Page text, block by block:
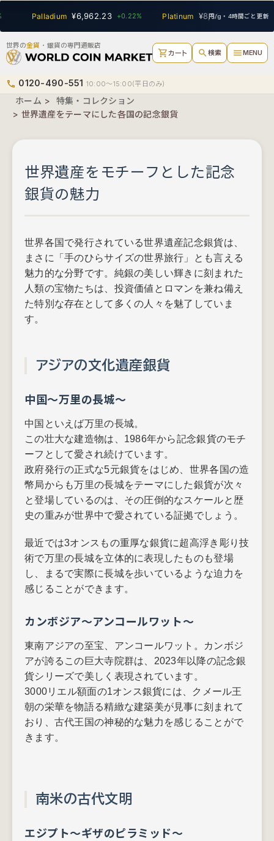
Palladium ¥6,962.23 +0.22% Platinum ¥8,854.56 +0.63%
円/g・4時間ごと更新
世界の金貨 ・銀貨の専門通販店
shopping_cartカート search検索 menuMENU
phone 0120-490-551 10:00〜15:00(平日のみ)
ホーム >
特集・コレクション
> 世界遺産をテーマにした各国の記念銀貨
世界遺産をモチーフとした記念
銀貨の魅力
世界各国で発行されている世界遺産記念銀貨は、
まさに「手のひらサイズの世界旅行」とも言える
魅力的な分野です。純銀の美しい輝きに刻まれた
人類の宝物たちは、投資価値とロマンを兼ね備え
た特別な存在として多くの人々を魅了していま
す。
アジアの文化遺産銀貨
中国～万里の長城～
中国といえば万里の長城。
この壮大な建造物は、1986年から記念銀貨のモチ
ーフとして愛され続けています。
政府発行の正式な5元銀貨をはじめ、世界各国の造
幣局からも万里の長城をテーマにした銀貨が次々
と登場しているのは、その圧倒的なスケールと歴
史の重みが世界中で愛されている証拠でしょう。
最近では3オンスもの重厚な銀貨に超高浮き彫り技
術で万里の長城を立体的に表現したものも登場
し、まるで実際に長城を歩いているような迫力を
感じることができます。
カンボジア～アンコールワット～
東南アジアの至宝、アンコールワット。カンボジ
アが誇るこの巨大寺院群は、2023年以降の記念銀
貨シリーズで美しく表現されています。
3000リエル額面の1オンス銀貨には、クメール王
朝の栄華を物語る精緻な建築美が見事に刻まれて
おり、古代王国の神秘的な魅力を感じることがで
きます。
南米の古代文明
エジプト～ギザのピラミッド～
SEARCH